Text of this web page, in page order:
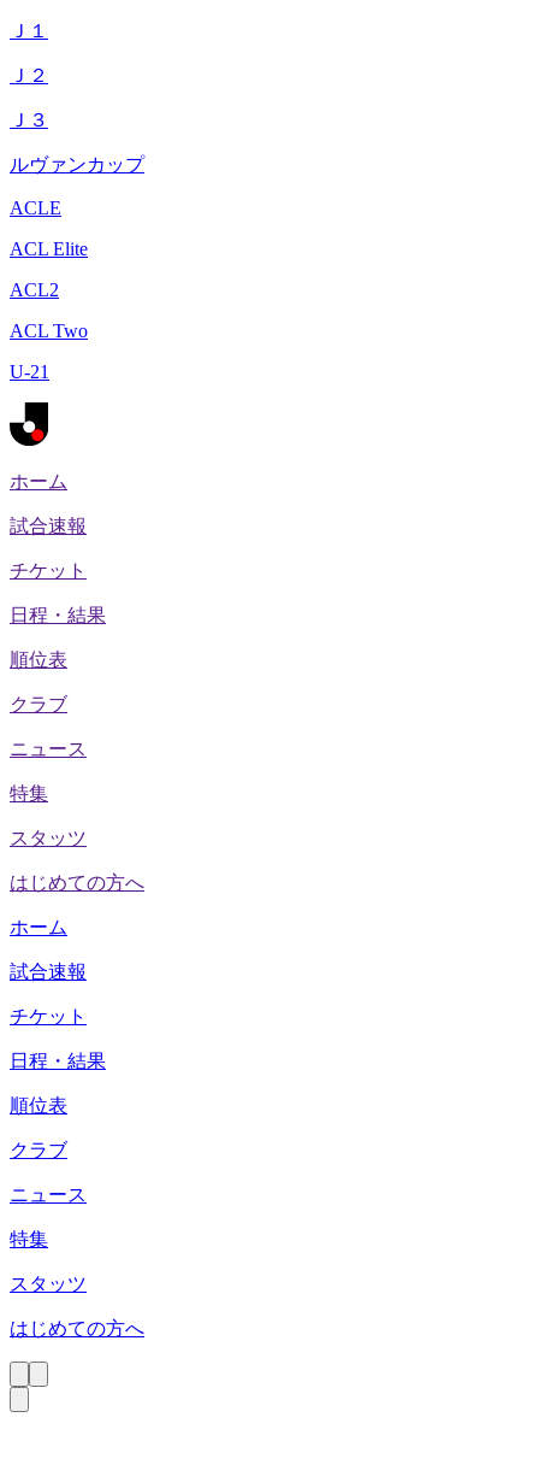
Ｊ１
Ｊ２
Ｊ３
ルヴァンカップ
ACLE
ACL Elite
ACL2
ACL Two
U-21
ホーム
試合速報
チケット
日程・結果
順位表
クラブ
ニュース
特集
スタッツ
はじめての方へ
ホーム
試合速報
チケット
日程・結果
順位表
クラブ
ニュース
特集
スタッツ
はじめての方へ